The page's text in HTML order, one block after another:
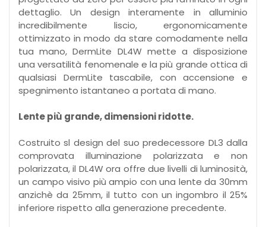
dettaglio. Un design interamente in alluminio
incredibilmente liscio, ergonomicamente
ottimizzato in modo da stare comodamente nella
tua mano, DermLite DL4W mette a disposizione
una versatilità fenomenale e la più grande ottica di
qualsiasi DermLite tascabile, con accensione e
spegnimento istantaneo a portata di mano.
Lente più grande, dimensioni ridotte.
Costruito sl design del suo predecessore DL3 dalla
comprovata illuminazione polarizzata e non
polarizzata, il DL4W ora offre due livelli di luminosità,
un campo visivo più ampio con una lente da 30mm
anzichè da 25mm, il tutto con un ingombro il 25%
inferiore rispetto alla generazione precedente.